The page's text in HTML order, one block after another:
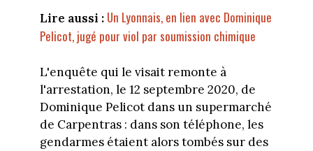
Lire aussi : Un Lyonnais, en lien avec Dominique
Pelicot, jugé pour viol par soumission chimique
L'enquête qui le visait remonte à
l'arrestation, le 12 septembre 2020, de
Dominique Pelicot dans un supermarché
de Carpentras : dans son téléphone, les
gendarmes étaient alors tombés sur des